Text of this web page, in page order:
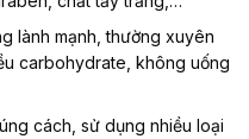
lành mạnh, thường xuyên
carbohydrate, không uống
cách, sử dụng nhiều loại